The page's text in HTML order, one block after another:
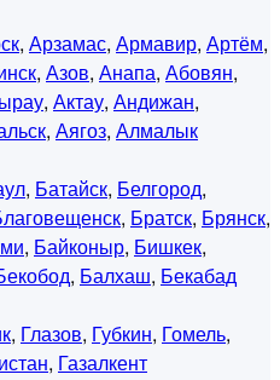
, Арзамас, Армавир, Артём,
, Азов, Анапа, Абовян,
, Актау, Андижан,
, Аягоз, Алмалык
, Батайск, Белгород,
, Братск, Брянск,
, Байконыр, Бишкек,
, Балхаш, Бекабад
, Глазов, Губкин, Гомель,
, Газалкент